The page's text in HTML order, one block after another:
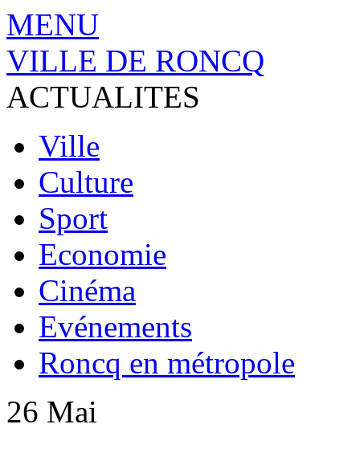
MENU
VILLE DE RONCQ
ACTUALITES
Ville
Culture
Sport
Economie
Cinéma
Evénements
Roncq en métropole
26 Mai